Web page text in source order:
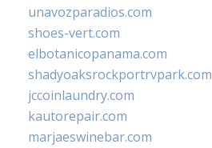
unavozparadios.com
shoes-vert.com
elbotanicopanama.com
shadyoaksrockportrvpark.com
jccoinlaundry.com
kautorepair.com
marjaeswinebar.com